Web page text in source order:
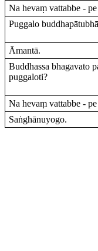
Na hevaṃ vattabbe -
Puggalo
Āmantā.
Buddhassa bhagavato
puggaloti?
Na hevaṃ vattabbe -
Saṅghānuyogo.